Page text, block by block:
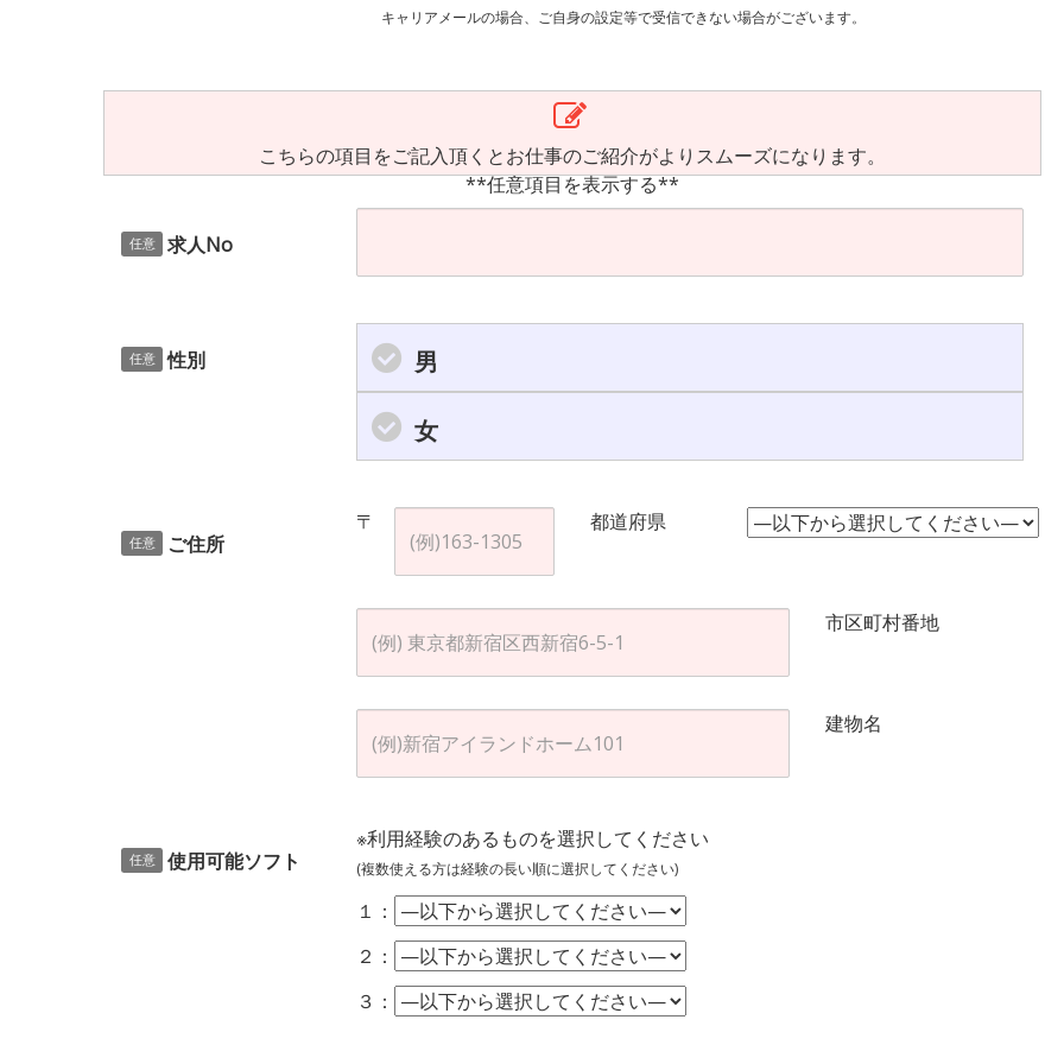
キャリアメールの場合、ご自身の設定等で受信できない場合がございます。
こちらの項目をご記入頂くとお仕事のご紹介がよりスムーズになります。
**任意項目を表示する**
任意 求人No
任意 性別 男
女
任意 ご住所
〒 都道府県
市区町村番地
建物名
任意 使用可能ソフト
※利用経験のあるものを選択してください
(複数使える方は経験の長い順に選択してください)
１：
２：
３：